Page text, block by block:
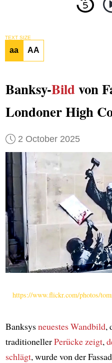
TEXT SIZE
aa AA
Banksy-Bildvon
Londoner High
2 October 2025
https://www.flickr.com/photos/
Banksysneuestes Wandbild,
traditionellerPerücke zeigt,
schlägt, wurde von der